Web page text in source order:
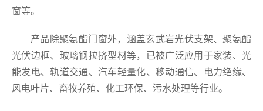
窗等。
产品除聚氨酯门窗外，涵盖玄武岩光伏支架、聚氨酯
光伏边框、玻璃钢拉挤型材等，已被广泛应用于家装、光
能发电、轨道交通、汽车轻量化、移动通信、电力绝缘、
风电叶片、畜牧养殖、化工环保、污水处理等行业。